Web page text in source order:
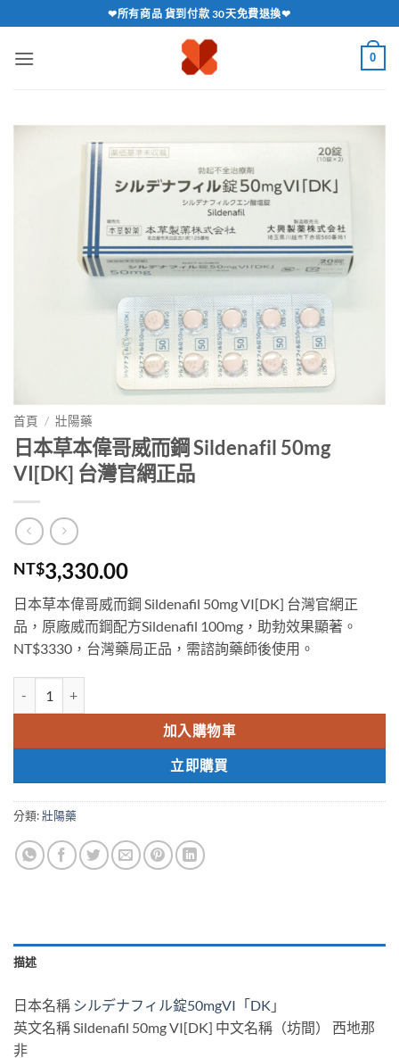
轉
❤所有商品 貨到付款 30天免費退換❤
0
首頁 / 壯陽藥
日本草本偉哥威而鋼 Sildenafil 50mg
VI[DK] 台灣官網正品
NT$3,330.00
日本草本偉哥威而鋼 Sildenafil 50mg VI[DK] 台灣官網正
品，原廠威而鋼配方Sildenafil 100mg，助勃效果顯著。
NT$3330，台灣藥局正品，需諮詢藥師後使用。
加入購物車
立即購買
分類:壯陽藥
描述
日本名稱 シルデナフィル錠50mgVI「DK 」
英文名稱 Sildenafil 50mg VI[DK] 中文名稱（坊間） 西地那
非